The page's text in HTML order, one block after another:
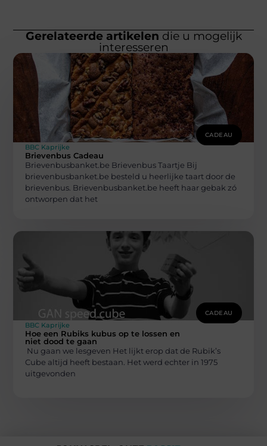
Gerelateerde artikelen die u mogelijk
interesseren
CADEAU
BBC Kaprijke
Brievenbus Cadeau
Brievenbusbanket.be Brievenbus Taartje Bij
brievenbusbanket.be besteld u heerlijke taart door de
brievenbus. Brievenbusbanket.be heeft haar gebak zó
ontworpen dat het
CADEAU
BBC Kaprijke
Hoe een Rubiks kubus op te lossen en
niet dood te gaan
Nu gaan we lesgeven Het lijkt erop dat de Rubik’s
Cube altijd heeft bestaan. Het werd echter in 1975
uitgevonden